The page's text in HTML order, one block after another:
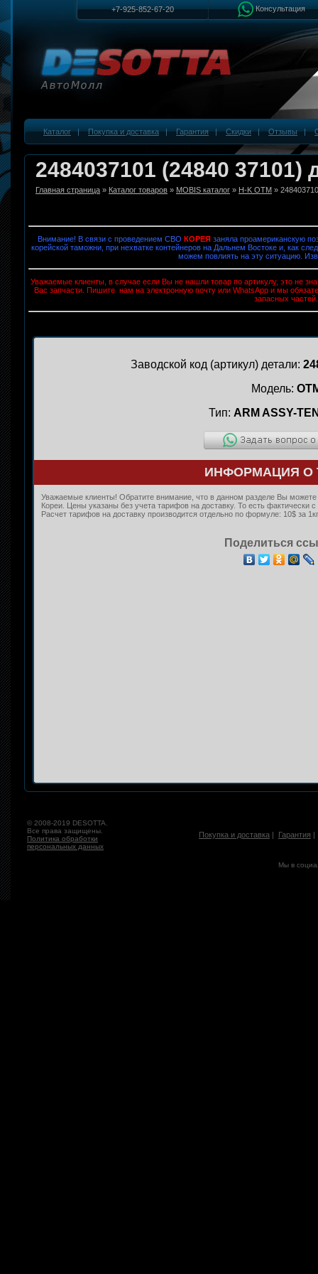
+7-925-852-67-20 Консультация
Каталог|Покупка и доставка|Гарантия|Скидки|Отзывы|
2484037101 (24840 37101)
Главная страница » Каталог товаров » MOBIS каталог » H-K OTM »
Внимание! В связи с проведением СВО КОРЕЯзаняла проамериканскую
корейской таможни, при нехватке контейнеров на Дальнем Востоке и, как
можем повлиять на эту ситуацию.
Уважаемые клиенты, в случае если Вы не нашли товар по артикулу, это не
Вас запчасти. Пишите нам на электронную почту или WhatsApp и мы
запасных частей.
Заводской код (артикул) детали:
Модель:
Тип: ARM ASSY-
ИНФОРМАЦИЯ О
Уважаемые клиенты! Обратите внимание, что в данном разделе Вы можете
Кореи. Цены указаны без учета тарифов на доставку. То есть
Расчет тарифов на доставку производится отдельно по формуле: 10$ за
Поделиться
© 2008-2019 DESOTTA.
Все права защищены.
Политика обработки
персональных данных
Покупка и доставка | Гарантия
Мы в